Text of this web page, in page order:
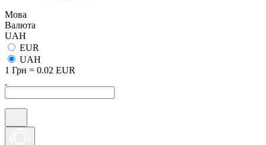
Мова
Валюта
UAH
EUR
UAH
1 Грн = 0.02 EUR